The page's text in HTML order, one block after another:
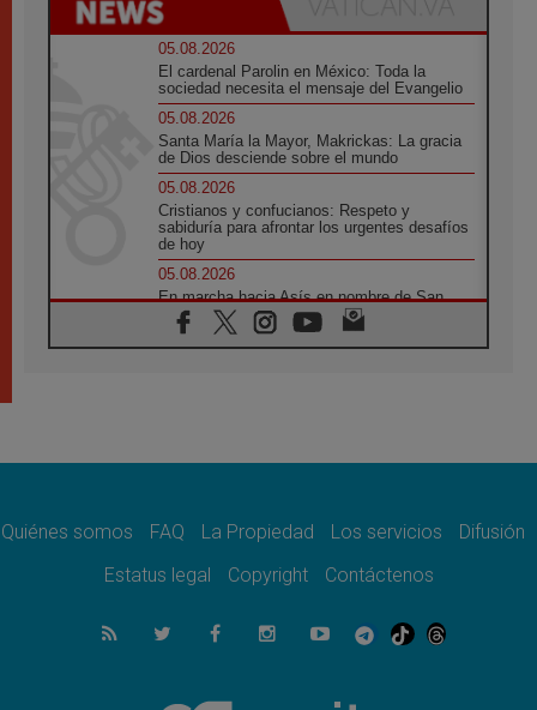
05.08.2026
El cardenal Parolin en México: Toda la
sociedad necesita el mensaje del Evangelio
05.08.2026
Santa María la Mayor, Makrickas: La gracia
de Dios desciende sobre el mundo
05.08.2026
Cristianos y confucianos: Respeto y
sabiduría para afrontar los urgentes desafíos
de hoy
05.08.2026
En marcha hacia Asís en nombre de San
Francisco, a la espera de León
05.08.2026
quienes bendicen la guerra
Ucrania: Ataque masivo en Kyiv durante la
05.08.2026
Colombo: "La visita del Papa a Argentina
Quiénes somos FAQ La Propiedad Los servicios
Difusión
Estatus legal
Copyright Contáctenos